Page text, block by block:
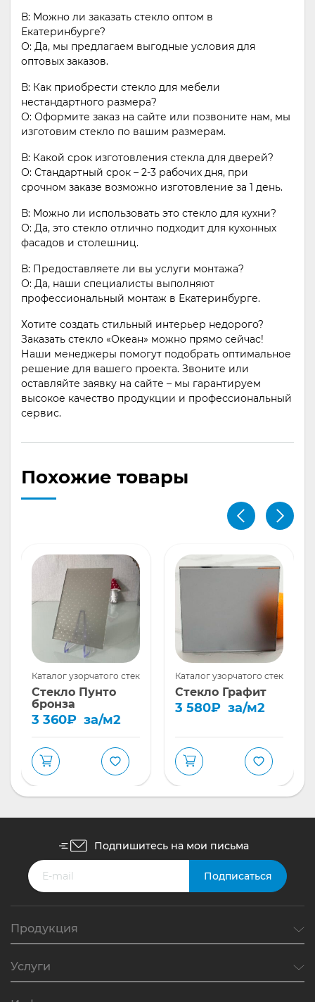
В: Можно ли заказать стекло оптом в
Екатеринбурге?
О: Да, мы предлагаем выгодные условия для
оптовых заказов.
В: Как приобрести стекло для мебели
нестандартного размера?
О: Оформите заказ на сайте или позвоните нам, мы
изготовим стекло по вашим размерам.
В: Какой срок изготовления стекла для дверей?
О: Стандартный срок – 2-3 рабочих дня, при
срочном заказе возможно изготовление за 1 день.
В: Можно ли использовать это стекло для кухни?
О: Да, это стекло отлично подходит для кухонных
фасадов и столешниц.
В: Предоставляете ли вы услуги монтажа?
О: Да, наши специалисты выполняют
профессиональный монтаж в Екатеринбурге.
Хотите создать стильный интерьер недорого?
Заказать стекло «Океан» можно прямо сейчас!
Наши менеджеры помогут подобрать оптимальное
решение для вашего проекта. Звоните или
оставляйте заявку на сайте – мы гарантируем
высокое качество продукции и профессиональный
сервис.
Похожие товары
Каталог узорчатого стекла
Стекло Пунто
бронза
3 360₽ за/м2
Каталог узорчатого стекла
Стекло Графит
3 580₽ за/м2
Подпишитесь на мои письма
Продукция
Услуги